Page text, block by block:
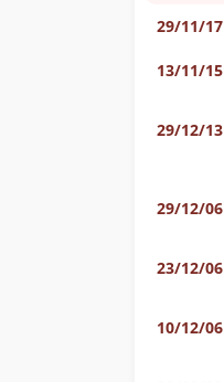
29/11/17
13/11/15
29/12/13
29/12/06
23/12/06
10/12/06